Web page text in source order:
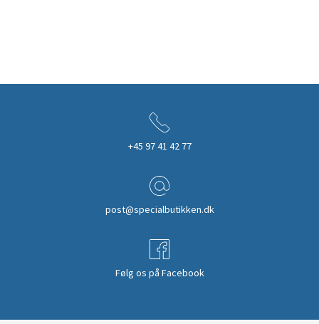
+45 97 41 42 77
post@specialbutikken.dk
Følg os på Facebook